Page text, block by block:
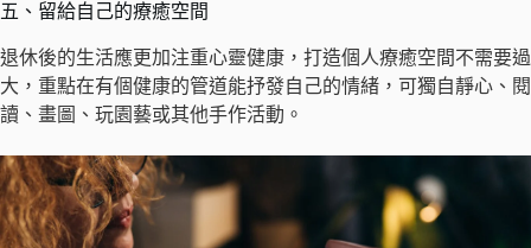
五、留給自己的療癒空間
退休後的生活應更加注重心靈健康，打造個人療癒空間不需要過
大，重點在有個健康的管道能抒發自己的情緒，可獨自靜心、閱
讀、畫圖、玩園藝或其他手作活動。